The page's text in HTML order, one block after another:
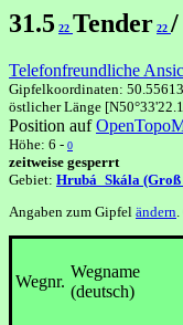
31.5 22 Tender 22 /
Telefonfreundliche
Gipfelkoordinaten:
östlicher Länge
Position auf
Höhe: 6 - 0
zeitweise gesperrt
Gebiet: Hrubá_Skála (Groß
Angaben zum Gipfel ändern
Wegnr.
Wegname
(deutsch)